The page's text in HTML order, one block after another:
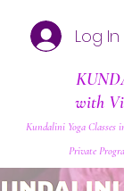
Log In
with
Kundalini Yoga
Private